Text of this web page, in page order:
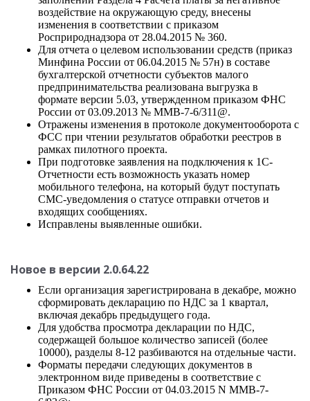
воздействие на окружающую среду, внесены
изменения в соответствии с приказом
Росприроднадзора от 28.04.2015 № 360.
Для отчета о целевом использовании средств (приказ
Минфина России от 06.04.2015 № 57н) в составе
бухгалтерской отчетности субъектов малого
предпринимательства реализована выгрузка в
формате версии 5.03, утвержденном приказом ФНС
России от 03.09.2013 № ММВ-7-6/311@.
Отражены изменения в протоколе документооборота с
ФСС при чтении результатов обработки реестров в
рамках пилотного проекта.
При подготовке заявления на подключения к 1С-
Отчетности есть возможность указать номер
мобильного телефона, на который будут поступать
СМС-уведомления о статусе отправки отчетов и
входящих сообщениях.
Исправлены выявленные ошибки.
Новое в версии 2.0.64.22
Если организация зарегистрирована в декабре, можно
сформировать декларацию по НДС за 1 квартал,
включая декабрь предыдущего года.
Для удобства просмотра декларации по НДС,
содержащей большое количество записей (более
10000), разделы 8-12 разбиваются на отдельные части.
Форматы передачи следующих документов в
электронном виде приведены в соответствие с
Приказом ФНС России от 04.03.2015 N ММВ-7-